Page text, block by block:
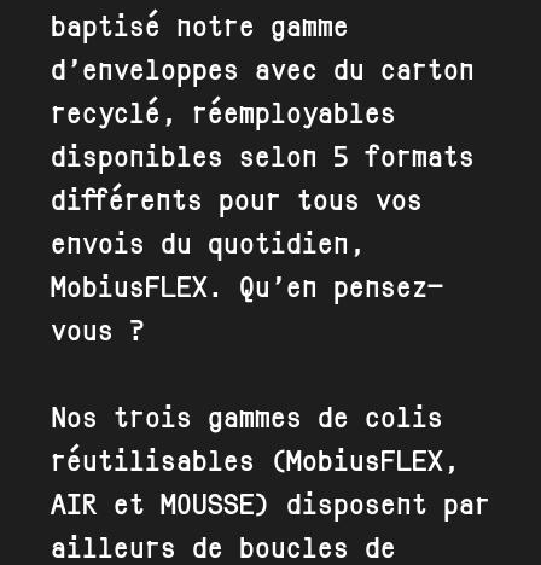
baptisé notre gamme
d’ enveloppes avec du carton
recyclé , réemployables
disponibles selon 5 formats
différents pour tous vos
envois du quotidien,
MobiusFLEX. Qu’en pensez-
vous ?
Nos trois gammes de colis
réutilisables (MobiusFLEX,
AIR et MOUSSE) disposent par
ailleurs de boucles de